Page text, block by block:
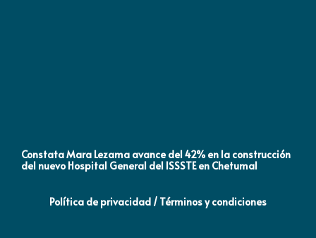
Constata Mara Lezama avance del 42% en la construcción
del nuevo Hospital General del ISSSTE en Chetumal
Política de privacidad / Términos y condiciones